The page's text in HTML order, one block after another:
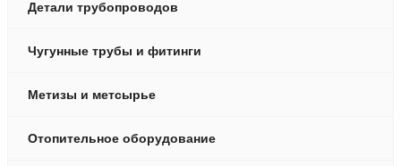
Детали трубопроводов
Чугунные трубы и фитинги
Метизы и метсырье
Отопительное оборудование